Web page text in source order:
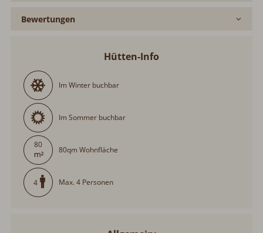
Bewertungen
Hütten-Info
Im Winter buchbar
Im Sommer buchbar
80
80qm Wohnfläche
4 Max. 4 Personen